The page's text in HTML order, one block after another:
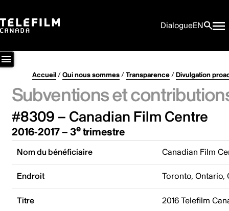
DialogueEN
Accueil/Qui nous sommes/Transparence/Divulgation
Subventions et
#8309 – Canadian Film Centre
2016-2017 – 3etrimestre
Nom du bénéficiaire Canadian Film
Endroit Toronto, Ontario,
Titre 2016 Telefilm